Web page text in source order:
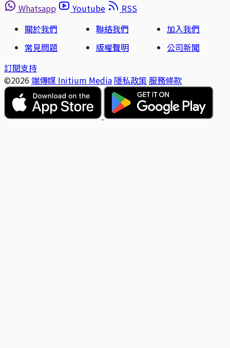
Whatsapp
Youtube
RSS
關於我們
聯絡我們
加入我們
常見問題
版權聲明
公司新聞
訂閱支持
©2026 端傳媒 Initium Media 隱私政策 服務條款